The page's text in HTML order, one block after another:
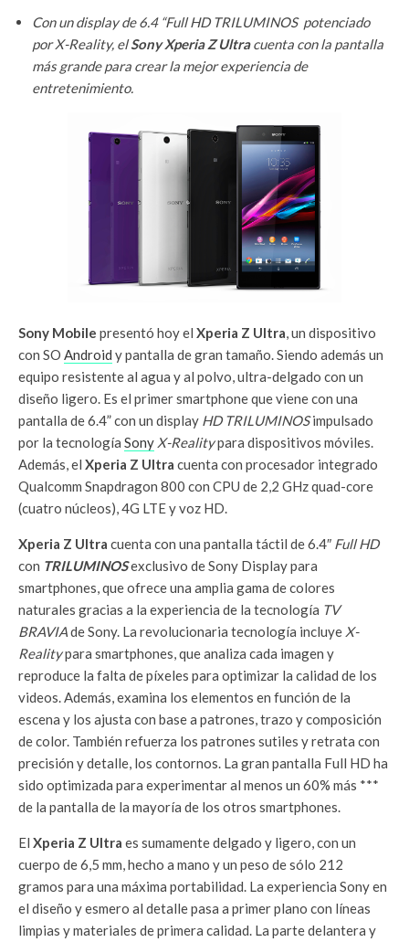
Con un display de 6.4 “Full HD TRILUMINOS potenciado
por X-Reality, elSony Xperia Z Ultracuenta con la pantalla
más grande para crear la mejor experiencia de
entretenimiento.
Sony Mobile presentó hoy el Xperia Z Ultra , un dispositivo
con SO Android y pantalla de gran tamaño. Siendo además un
equipo resistente al agua y al polvo, ultra-delgado con un
diseño ligero. Es el primer smartphone que viene con una
pantalla de 6.4” con un display HD TRILUMINOSimpulsado
por la tecnología Sony X-Realitypara dispositivos móviles.
Además, el Xperia Z Ultra cuenta con procesador integrado
Qualcomm Snapdragon 800 con CPU de 2,2 GHz quad-core
(cuatro núcleos), 4G LTE y voz HD.
Xperia Z Ultra cuenta con una pantalla táctil de 6.4″ Full HD
con TRILUMINOSexclusivo de Sony Display para
smartphones, que ofrece una amplia gama de colores
naturales gracias a la experiencia de la tecnología TV
BRAVIAde Sony. La revolucionaria tecnología incluye X-
Realitypara smartphones, que analiza cada imagen y
reproduce la falta de píxeles para optimizar la calidad de los
videos. Además, examina los elementos en función de la
escena y los ajusta con base a patrones, trazo y composición
de color. También refuerza los patrones sutiles y retrata con
precisión y detalle, los contornos. La gran pantalla Full HD ha
sido optimizada para experimentar al menos un 60% más ***
de la pantalla de la mayoría de los otros smartphones.
El Xperia Z Ultra es sumamente delgado y ligero, con un
cuerpo de 6,5 mm, hecho a mano y un peso de sólo 212
gramos para una máxima portabilidad. La experiencia Sony en
el diseño y esmero al detalle pasa a primer plano con líneas
limpias y materiales de primera calidad. La parte delantera y